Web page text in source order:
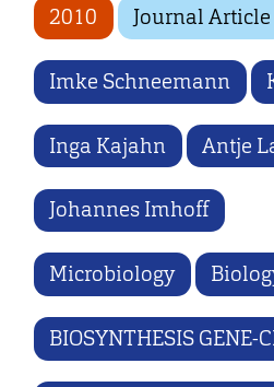
2010 Journal Article
Imke Schneemann
Inga Kajahn Antje
Johannes Imhoff
Microbiology
BIOSYNTHESIS GENE-